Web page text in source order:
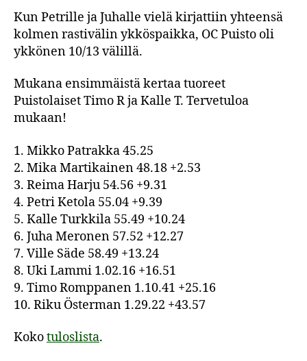
Kun Petrille ja Juhalle vielä kirjattiin yhteensä
kolmen rastivälin ykköspaikka, OC Puisto oli
ykkönen 10/13 välillä.
Mukana ensimmäistä kertaa tuoreet
Puistolaiset Timo R ja Kalle T. Tervetuloa
mukaan!
1. Mikko Patrakka 45.25
2. Mika Martikainen 48.18 +2.53
3. Reima Harju 54.56 +9.31
4. Petri Ketola 55.04 +9.39
5. Kalle Turkkila 55.49 +10.24
6. Juha Meronen 57.52 +12.27
7. Ville Säde 58.49 +13.24
8. Uki Lammi 1.02.16 +16.51
9. Timo Romppanen 1.10.41 +25.16
10. Riku Österman 1.29.22 +43.57
Kokotuloslista.